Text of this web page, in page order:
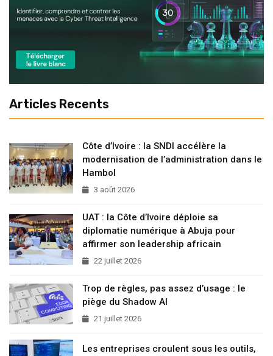
Articles Recents
Côte d’Ivoire : la SNDI accélère la
modernisation de l’administration dans le
Hambol
3 août 2026
UAT : la Côte d’Ivoire déploie sa
diplomatie numérique à Abuja pour
affirmer son leadership africain
22 juillet 2026
Trop de règles, pas assez d’usage : le
piège du Shadow AI
21 juillet 2026
Les entreprises croulent sous les outils,